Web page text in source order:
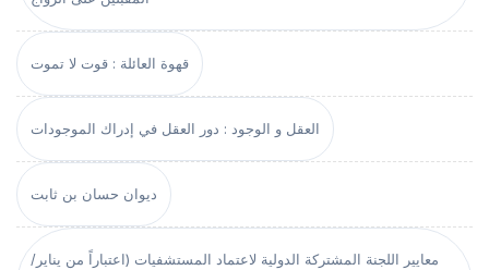
قهوة العائلة : قوت لا تموت
العقل و الوجود : دور العقل في إدراك الموجودات
ديوان حسان بن ثابت
معايير اللجنة المشتركة الدولية لاعتماد المستشفيات (اعتباراً من يناير/